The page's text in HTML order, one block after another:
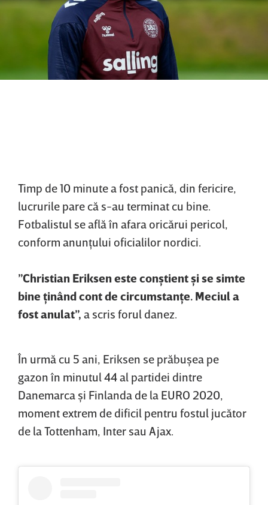
Timp de 10 minute a fost panică, din fericire,
lucrurile pare că s-au terminat cu bine.
Fotbalistul se află în afara oricărui pericol,
conform anunţului oficialilor nordici.
”Christian Eriksen este conştient şi se simte
bine ţinând cont de circumstanţe. Meciul a
fost anulat”, a scris forul danez.
În urmă cu 5 ani, Eriksen se prăbuşea pe
gazon în minutul 44 al partidei dintre
Danemarca şi Finlanda de la EURO 2020,
moment extrem de dificil pentru fostul jucător
de la Tottenham, Inter sau Ajax.